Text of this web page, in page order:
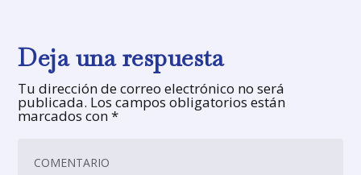
Deja una respuesta
Tu dirección de correo electrónico no será
publicada. Los campos obligatorios están
marcados con*